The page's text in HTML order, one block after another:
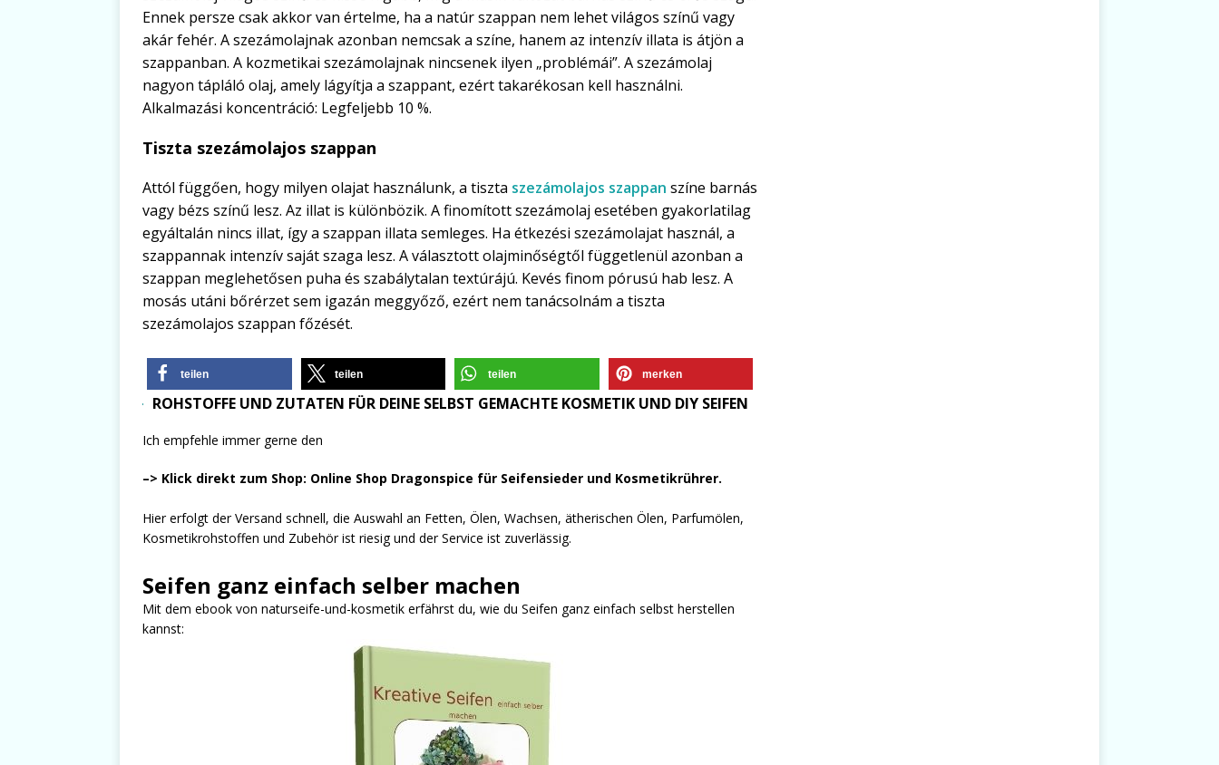
Ennek persze csak akkor van értelme, ha a natúr szappan nem lehet világos színű vagy
akár fehér. A szezámolajnak azonban nemcsak a színe, hanem az intenzív illata is átjön a
szappanban. A kozmetikai szezámolajnak nincsenek ilyen „problémái”. A szezámolaj
nagyon tápláló olaj, amely lágyítja a szappant, ezért takarékosan kell használni.
Alkalmazási koncentráció: Legfeljebb 10 %.
Tiszta szezámolajos szappan
Attól függően, hogy milyen olajat használunk, a tiszta szezámolajos szappan színe barnás
vagy bézs színű lesz. Az illat is különbözik. A finomított szezámolaj esetében gyakorlatilag
egyáltalán nincs illat, így a szappan illata semleges. Ha étkezési szezámolajat használ, a
szappannak intenzív saját szaga lesz. A választott olajminőségtől függetlenül azonban a
szappan meglehetősen puha és szabálytalan textúrájú. Kevés finom pórusú hab lesz. A
mosás utáni bőrérzet sem igazán meggyőző, ezért nem tanácsolnám a tiszta
szezámolajos szappan főzését.
teilen teilen teilen merken
ROHSTOFFE UND ZUTATEN FÜR DEINE SELBST GEMACHTE KOSMETIK UND DIY SEIFEN
Ich empfehle immer gerne den
–> Klick direkt zum Shop: Online Shop Dragonspice für Seifensieder und Kosmetikrührer.
Hier erfolgt der Versand schnell, die Auswahl an Fetten, Ölen, Wachsen, ätherischen Ölen, Parfumölen,
Kosmetikrohstoffen und Zubehör ist riesig und der Service ist zuverlässig.
Seifen ganz einfach selber machen
Mit dem ebook von naturseife-und-kosmetik erfährst du, wie du Seifen ganz einfach selbst herstellen
kannst: